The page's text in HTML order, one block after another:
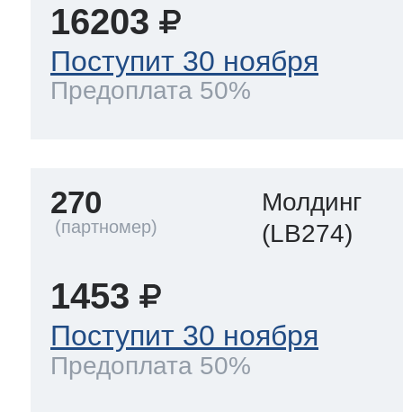
16203
Поступит 30 ноября
Предоплата 50%
270
Молдинг
(LB274)
1453
Поступит 30 ноября
Предоплата 50%